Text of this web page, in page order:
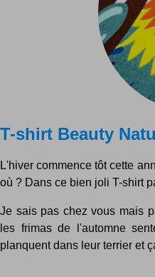
T-shirt Beauty
L'hiver commence tôt cette
où ? Dans ce bien joli T-shirt
Je sais pas chez vous mais
les frimas de l'automne
planquent dans leur terrier et